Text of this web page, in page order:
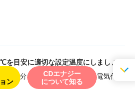
を目安に適切な設定温度にしましょ
、余分な電気を使用するため電気代が
ン
CDエナジー
について知る